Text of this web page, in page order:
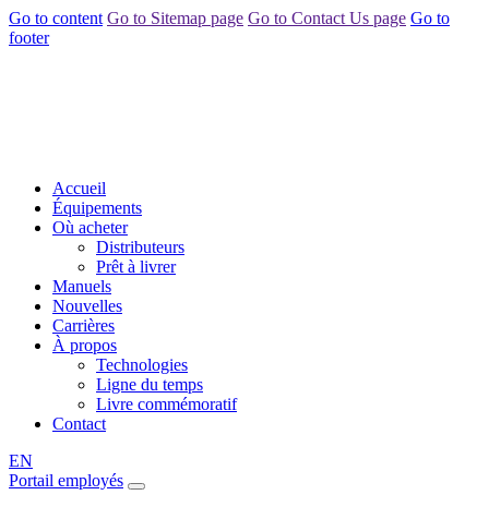
Go to content Go to Sitemap page Go to Contact Us page Go to
footer
Accueil
Équipements
Où acheter
Distributeurs
Prêt à livrer
Manuels
Nouvelles
Carrières
À propos
Technologies
Ligne du temps
Livre commémoratif
Contact
EN
Portail employés